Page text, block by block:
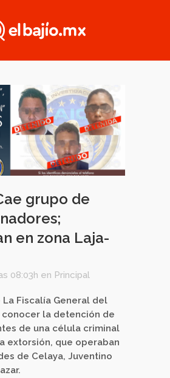
grupo de
en zona Laja-
08:03h en Principal
La Fiscalía General del
conocer la detención de
de una célula criminal
extorsión, que operaban
de Celaya, Juventino